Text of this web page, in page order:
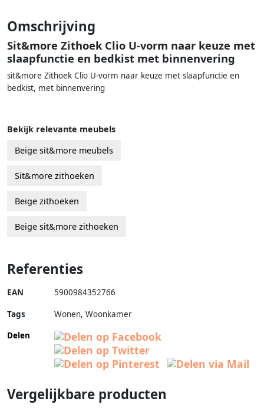
Omschrijving
Sit&more Zithoek Clio U-vorm naar keuze met
slaapfunctie en bedkist met binnenvering
sit&more Zithoek Clio U-vorm naar keuze met slaapfunctie en
bedkist, met binnenvering
Bekijk relevante meubels
Beige sit&more meubels
Sit&more zithoeken
Beige zithoeken
Beige sit&more zithoeken
Referenties
EAN 5900984352766
Tags
Wonen, Woonkamer
Delen
Vergelijkbare producten